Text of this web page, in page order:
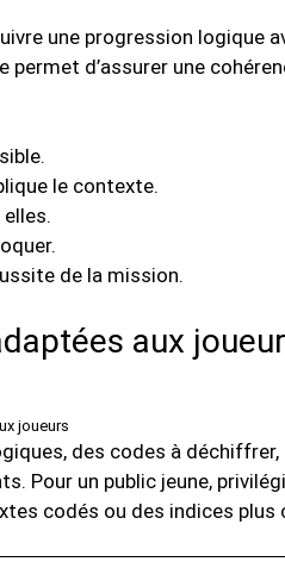
une progression logique
d’assurer une
le contexte.
de la mission.
aux
joueurs
des codes à
Pour un public jeune,
codés ou des indices plus